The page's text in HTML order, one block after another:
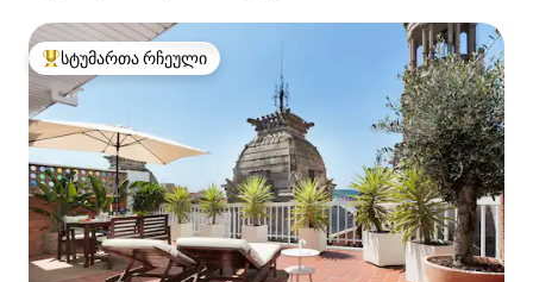
სტუმართა რჩეული მოწინავე ვარიანტი
სტუმართა რჩეული